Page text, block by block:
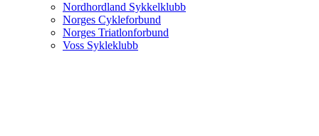
Nordhordland Sykkelklubb
Norges Cykleforbund
Norges Triatlonforbund
Voss Sykleklubb